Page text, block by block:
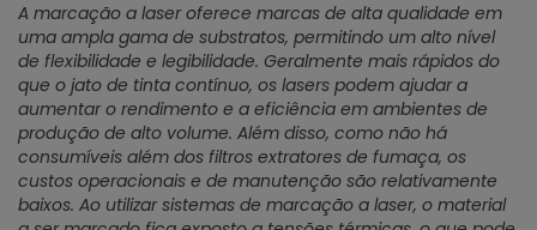
A marcação a laser oferece marcas de alta qualidade em
uma ampla gama de substratos, permitindo um alto nível
de flexibilidade e legibilidade. Geralmente mais rápidos do
que o jato de tinta contínuo, os lasers podem ajudar a
aumentar o rendimento e a eficiência em ambientes de
produção de alto volume. Além disso, como não há
consumíveis além dos filtros extratores de fumaça, os
custos operacionais e de manutenção são relativamente
baixos. Ao utilizar sistemas de marcação a laser, o material